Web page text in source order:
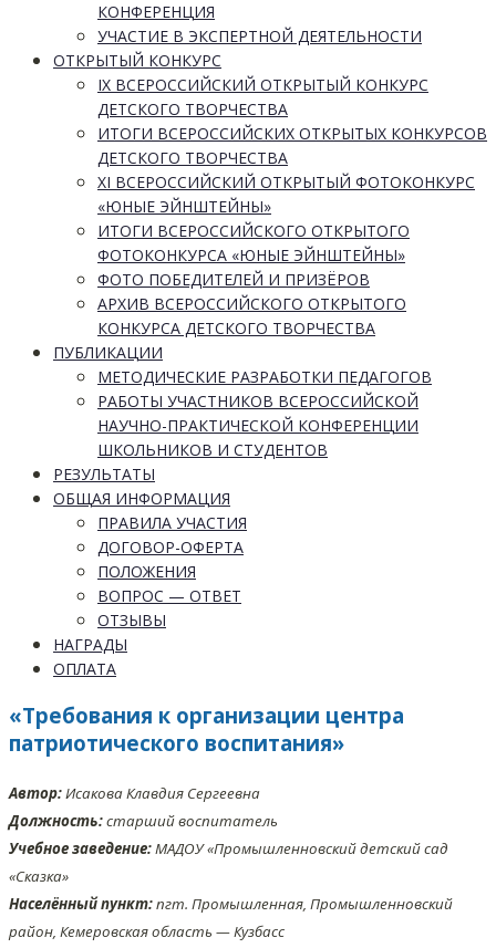
КОНФЕРЕНЦИЯ
УЧАСТИЕ В ЭКСПЕРТНОЙ ДЕЯТЕЛЬНОСТИ
ОТКРЫТЫЙ КОНКУРС
IX ВСЕРОССИЙСКИЙ ОТКРЫТЫЙ КОНКУРС
ДЕТСКОГО ТВОРЧЕСТВА
ИТОГИ ВСЕРОССИЙСКИХ ОТКРЫТЫХ КОНКУРСОВ
ДЕТСКОГО ТВОРЧЕСТВА
XI ВСЕРОССИЙСКИЙ ОТКРЫТЫЙ ФОТОКОНКУРС
«ЮНЫЕ ЭЙНШТЕЙНЫ»
ИТОГИ ВСЕРОССИЙСКОГО ОТКРЫТОГО
ФОТОКОНКУРСА «ЮНЫЕ ЭЙНШТЕЙНЫ»
ФОТО ПОБЕДИТЕЛЕЙ И ПРИЗЁРОВ
АРХИВ ВСЕРОССИЙСКОГО ОТКРЫТОГО
КОНКУРСА ДЕТСКОГО ТВОРЧЕСТВА
ПУБЛИКАЦИИ
МЕТОДИЧЕСКИЕ РАЗРАБОТКИ ПЕДАГОГОВ
РАБОТЫ УЧАСТНИКОВ ВСЕРОССИЙСКОЙ
НАУЧНО-ПРАКТИЧЕСКОЙ КОНФЕРЕНЦИИ
ШКОЛЬНИКОВ И СТУДЕНТОВ
РЕЗУЛЬТАТЫ
ОБЩАЯ ИНФОРМАЦИЯ
ПРАВИЛА УЧАСТИЯ
ДОГОВОР-ОФЕРТА
ПОЛОЖЕНИЯ
ВОПРОС — ОТВЕТ
ОТЗЫВЫ
НАГРАДЫ
ОПЛАТА
«Требования к организации центра
патриотического воспитания»
Автор:Исакова Клавдия Сергеевна
Должность:старший воспитатель
Учебное заведение:МАДОУ «Промышленновский детский сад
«Сказка»
Населённый пункт:пгт. Промышленная, Промышленновский
район, Кемеровская область — Кузбасс